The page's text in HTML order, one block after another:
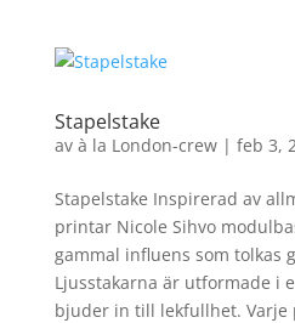
Stapelstake
av à la London-crew| feb 3,
Stapelstake Inspirerad av
printar Nicole Sihvo
gammal influens som tolkas
Ljusstakarna är utformade i
bjuder in till lekfullhet. Varje